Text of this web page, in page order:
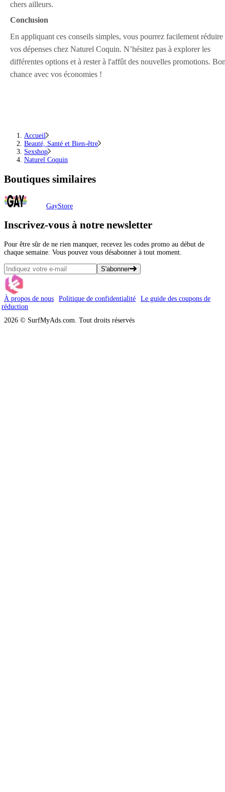
chers ailleurs.
Conclusion
En appliquant ces conseils simples, vous pourrez facilement réduire
vos dépenses chez Naturel Coquin. N’hésitez pas à explorer les
différentes options et à rester à l'affût des nouvelles promotions.
chance avec vos économies !
Accueil
Beauté, Santé et Bien-être
Sexshop
Naturel Coquin
Boutiques similaires
GayStore
Inscrivez-vous à notre newsletter
Pour être sûr de ne rien manquer, recevez les codes promo au début de
chaque semaine. Vous pouvez vous désabonner à tout moment.
S'abonner
À propos de nous Politique de confidentialité
Le guide des coupons de
réduction
2026 © SurfMyAds.com. Tout droits réservés